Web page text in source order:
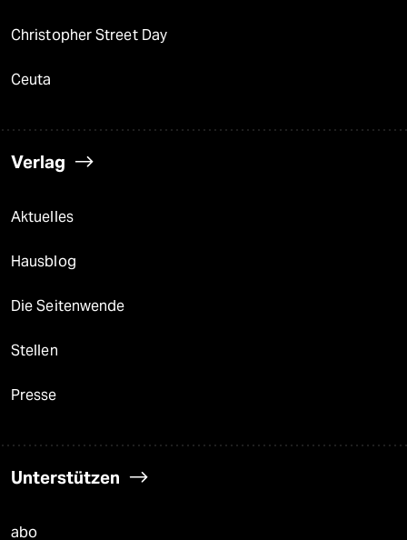
Christopher Street Day
Ceuta
Verlag
Aktuelles
Hausblog
Die Seitenwende
Stellen
Presse
Unterstützen
abo